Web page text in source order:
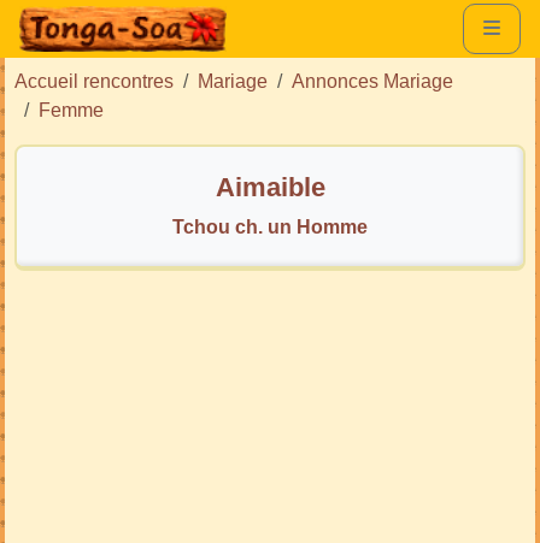
Accueil rencontres Mariage
Annonces Mariage
Femme
Aimaible
Tchou ch. un Homme